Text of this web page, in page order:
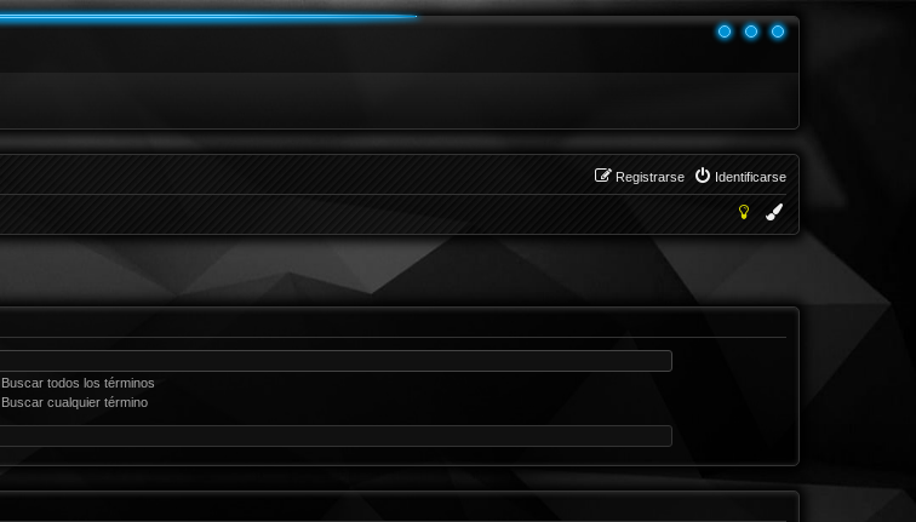
Identificarse
Registrarse
Buscar todos los términos
Buscar cualquier término